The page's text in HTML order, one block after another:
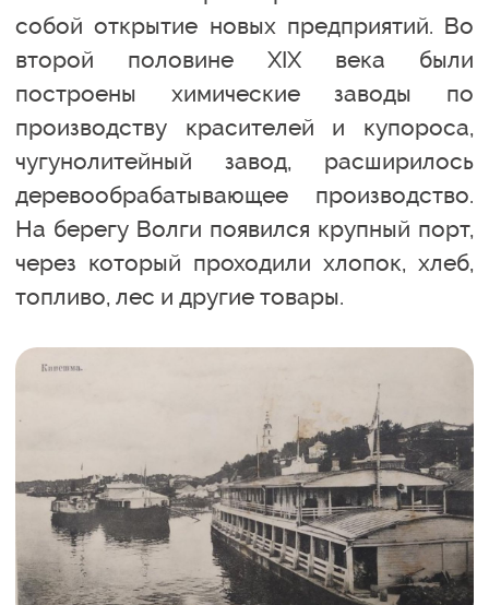
собой открытие новых предприятий. Во
второй половине XIX века были
построены химические заводы по
производству красителей и купороса,
чугунолитейный завод, расширилось
деревообрабатывающее производство.
На берегу Волги появился крупный порт,
через который проходили хлопок, хлеб,
топливо, лес и другие товары.